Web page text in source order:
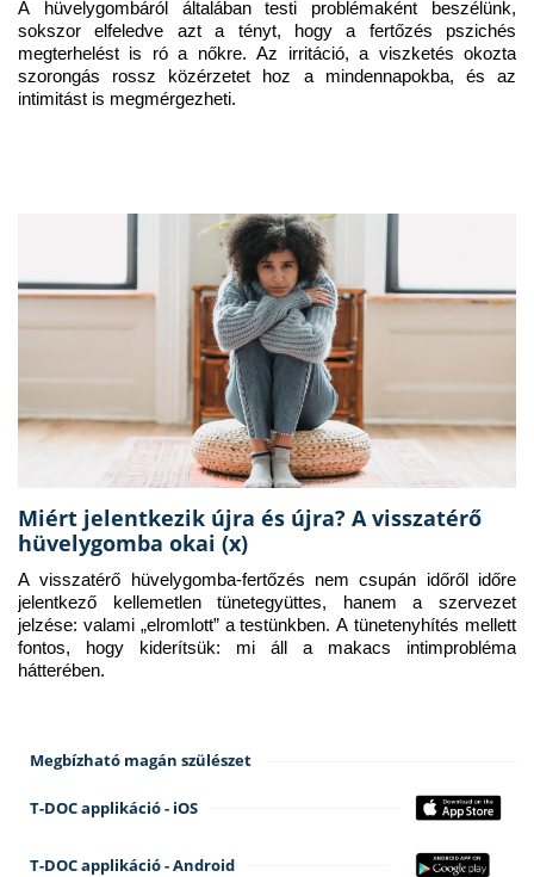
A hüvelygombáról általában testi problémaként beszélünk,
sokszor elfeledve azt a tényt, hogy a fertőzés pszichés
megterhelést is ró a nőkre. Az irritáció, a viszketés okozta
szorongás rossz közérzetet hoz a mindennapokba, és az
intimitást is megmérgezheti.
Miért jelentkezik újra és újra? A visszatérő
hüvelygomba okai (x)
A visszatérő hüvelygomba-fertőzés nem csupán időről időre
jelentkező kellemetlen tünetegyüttes, hanem a szervezet
jelzése: valami „elromlott” a testünkben. A tünetenyhítés mellett
fontos, hogy kiderítsük: mi áll a makacs intimprobléma
hátterében.
Megbízható magán szülészet
T-DOC applikáció - iOS
T-DOC applikáció - Android